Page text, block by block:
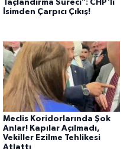
Taçlandırma Süreci": CHP'li
İsimden Çarpıcı Çıkış!
Meclis Koridorlarında Şok
Anlar! Kapılar Açılmadı,
Vekiller Ezilme Tehlikesi
Atlattı